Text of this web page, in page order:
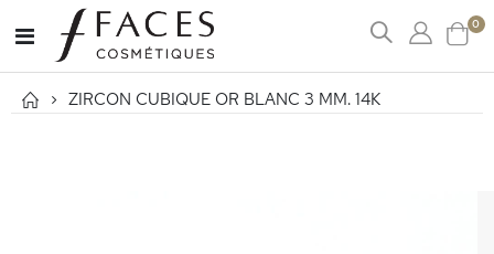
Cart
0
Affichage
navigation
ZIRCON CUBIQUE OR BLANC 3 MM. 14K